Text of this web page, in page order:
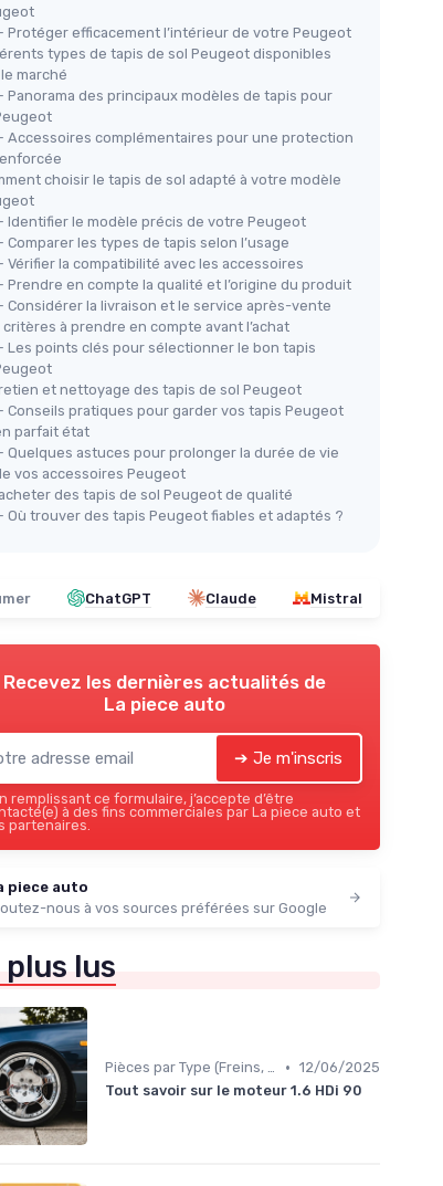
Tapis de Sol en Velours pour
Peugeot 2008 I Crossover (2013-
2019) - Noir
Protéger efficacement l’intérieur de votre Peugeot
types de tapis de sol Peugeot disponibles
marché
Panorama des principaux modèles de tapis pour
Accessoires complémentaires pour une protection
choisir le tapis de sol adapté à votre modèle
Identifier le modèle précis de votre Peugeot
Comparer les types de tapis selon l’usage
Vérifier la compatibilité avec les accessoires
Prendre en compte la qualité et l’origine du produit
Considérer la livraison et le service après-vente
critères à prendre en compte avant l’achat
Les points clés pour sélectionner le bon tapis
et nettoyage des tapis de sol Peugeot
Conseils pratiques pour garder vos tapis Peugeot
parfait état
Quelques astuces pour prolonger la durée de vie
vos accessoires Peugeot
des tapis de sol Peugeot de qualité
Où trouver des tapis Peugeot fiables et adaptés ?
ChatGPT Claude Mistral
Recevez les dernières actualités de
La piece auto
➔ Je m'inscris
remplissant ce formulaire, j’accepte d’être
à des fins commerciales par La piece auto et
partenaires.
piece auto
nous à vos sources préférées sur Google
plus lus
Pièces par Type (Freins, Moteur, etc.) • 12/06/2025
Tout savoir sur le moteur 1.6 HDi 90